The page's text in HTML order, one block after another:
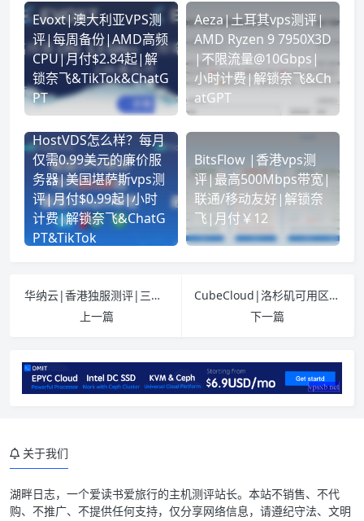
Evoxt|澳大利亚VPS测
评|每周备份|AMD高频
CPU|月付$2.84起|解
锁奈飞&TikTok&ChatG
PT
Aeza|土耳其vps测评|
AMD Ryzen 9 7950X3D
|不限流量@10Gbps|
小时计费|解锁奈飞&Ch
atGPT
HostVDS怎么样？每月
仅需0.99美元的廉价服
务器|美国堪萨斯vps测
评|月付$0.99起|小时
计费|解锁奈飞&ChatG
PT&TikTok
BitsFlow |香港vps测
评|最高500Mbps带宽|
联通/移动友好|解锁奈
飞|月付￥12
华纳云|香港独服测评|三网优化|CN2+CUG+CMI|Gold 6138*2
上一篇
CubeCloud|洛杉矶可用区|去程路由优化升级|新增电信 CN2 GIA + 联通 9929 + 移动 CMIN2
下一篇
介绍
测试IP Looking glass
关于我们
湖畔日志，一个爱读书爱旅行的主机测评站长。本站不销售、不代
购、不推广、不提供任何支持，仅分享网络信息，请遵纪守法、文明